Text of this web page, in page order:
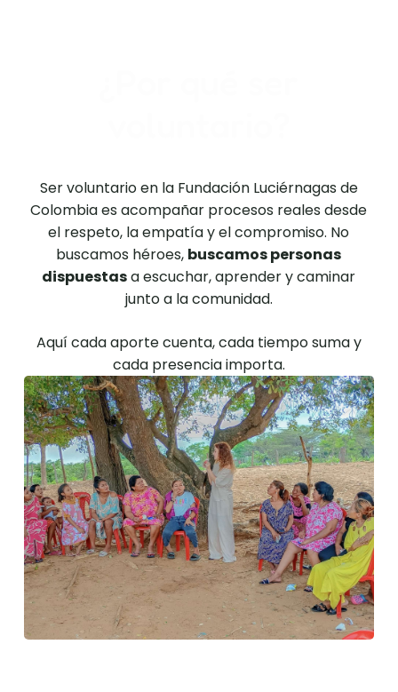
Ser voluntario en la Fundación Luciérnagas de
Colombia es acompañar procesos reales desde
el respeto, la empatía y el compromiso. No
buscamos héroes, buscamos personas
dispuestasa escuchar, aprender y caminar
junto a la comunidad.
Aquí cada aporte cuenta, cada tiempo suma y
cada presencia importa.